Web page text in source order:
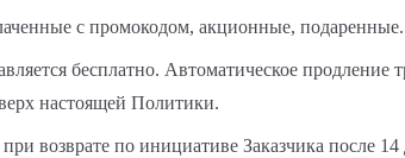
с промокодом, акционные, подаренные.
бесплатно. Автоматическое
настоящей Политики.
возврате по инициативе Заказчика после